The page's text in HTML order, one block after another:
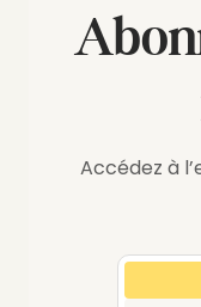
Accédez à